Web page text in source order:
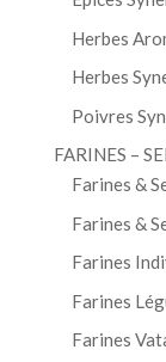
Herbes
Herbes
Poivres
FARINES –
Farines &
Farines &
Farines
Farines
Farines